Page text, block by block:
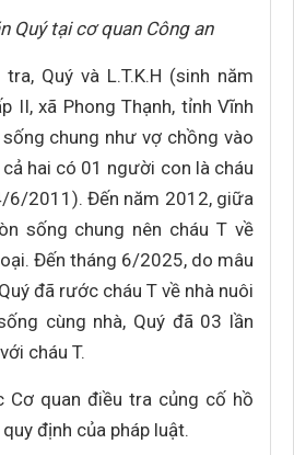
Quý tại cơ quan Công an
Quý và L.T.K.H (sinh năm
II, xã Phong Thạnh, tỉnh Vĩnh
chung như vợ chồng vào
hai có 01 người con là cháu
6/2011). Đến năm 2012, giữa
sống chung nên cháu T về
Đến tháng 6/2025, do mâu
đã rước cháu T về nhà nuôi
cùng nhà, Quý đã 03 lần
cháu T.
Cơ quan điều tra củng cố hồ
định của pháp luật.